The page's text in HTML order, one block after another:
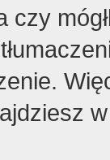
czy